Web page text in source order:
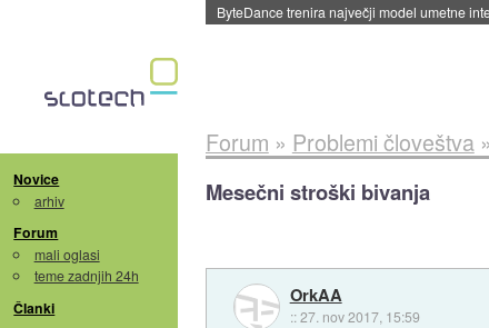
Spletne strani začele streči oglase za
Novice
arhiv
Forum
mali oglasi
teme zadnjih 24h
Članki
Forum » Problemi človeštva»
Mesečni stroški bivanja
OrkAA
::27. nov 2017, 15:59